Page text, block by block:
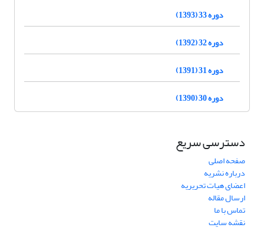
دوره 33 (1393)
دوره 32 (1392)
دوره 31 (1391)
دوره 30 (1390)
دسترسی سریع
صفحه اصلی
درباره نشریه
اعضای هیات تحریریه
ارسال مقاله
تماس با ما
نقشه سایت